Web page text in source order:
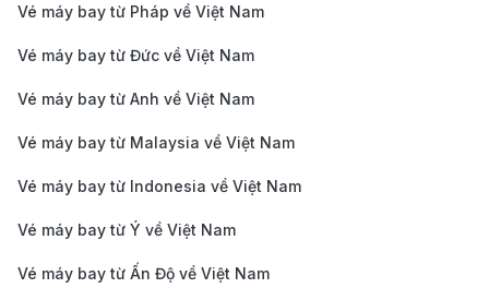
Xe buýt là phương tiện giao thông công cộng chủ yếu
và phổ biến ở Sri Lanka (Nguồn: Internet)
Trên cácchuyến bay đi Sri Lanka
Vé máy bay từ Pháp về Việt Nam
Vé máy bay từ Đức về Việt Nam
Vé máy bay từ Anh về Việt Nam
Vé máy bay từ Malaysia về Việt Nam
Vé máy bay từ Indonesia về Việt Nam
Vé máy bay từ Ý về Việt Nam
Vé máy bay từ Ấn Độ về Việt Nam